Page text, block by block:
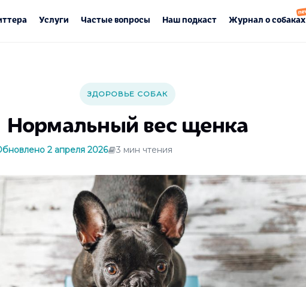
Услуги Частые вопросы Наш подкаст Журнал о собаках
ЗДОРОВЬЕ СОБАК
Нормальный вес щенка
2 апреля 2026 3 мин чтения